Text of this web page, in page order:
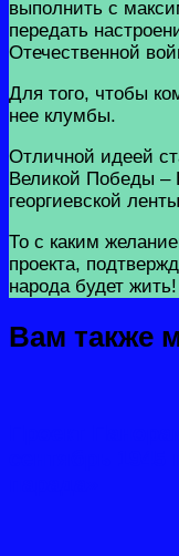
выполнить с
передать
Отечественной
Для того, чтобы
нее клумбы.
Отличной идеей
Великой Победы –
георгиевской
То с каким
проекта,
народа будет жить!
Вам также